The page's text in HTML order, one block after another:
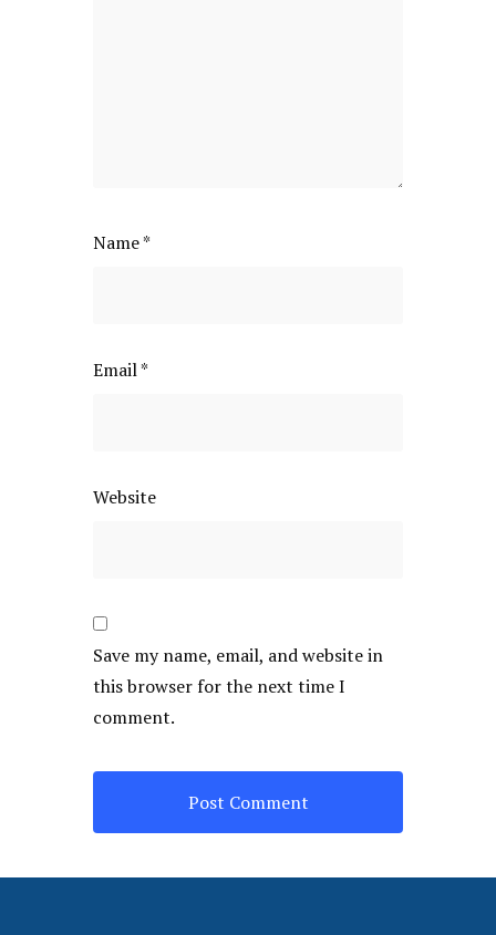
Name*
Email*
Website
Save my name, email, and website in
this browser for the next time I
comment.